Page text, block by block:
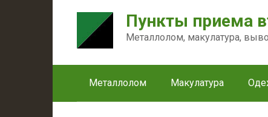
Пункты приема
Металлолом, макулатура,
Металлолом Макулатура